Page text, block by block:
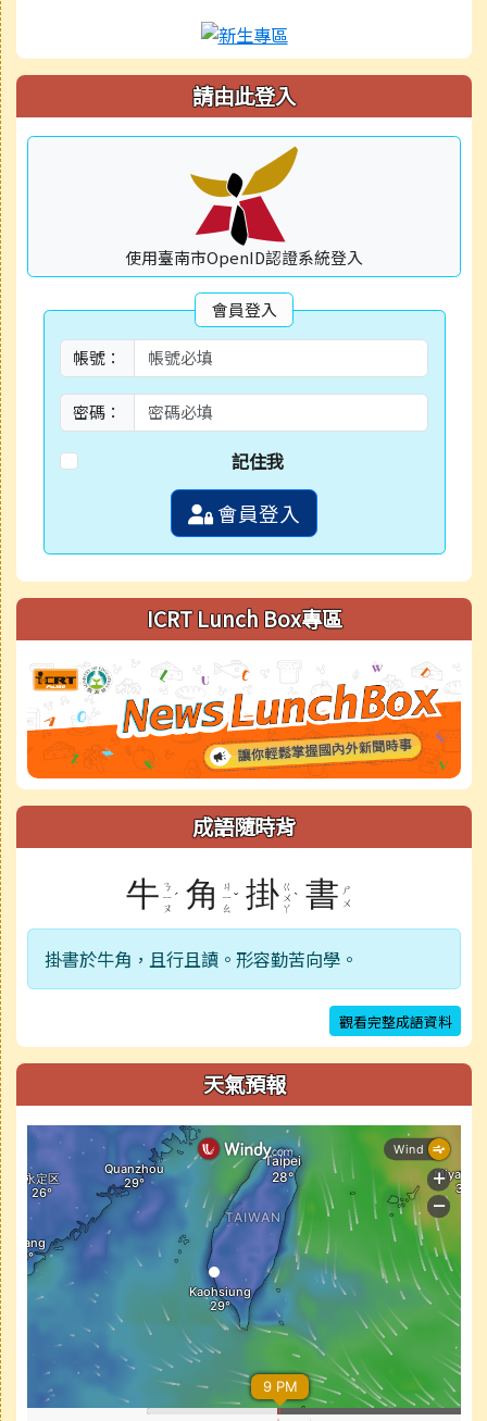
請由此登入
使用臺南市OpenID認證系統登入
會員登入
帳號：
密碼：
記住我
會員登入
ICRT Lunch Box專區
成語隨時背
牛 ㄋ
ㄧ
ㄡ
ˊ 角
ㄐ
ㄧ
ㄠ
ˇ 掛 ㄍ
ㄨ
ㄚ
ˋ 書 ㄕ
ㄨ
掛書於牛角，且行且讀。形容勤苦向學。
觀看完整成語資料
天氣預報